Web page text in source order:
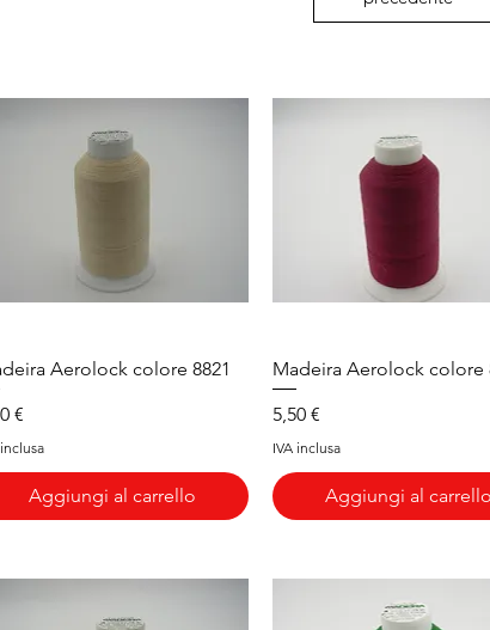
Vista rapida
Aerolock colore 8821
€
Aggiungi al carrello
Vista rapida
Madeira Aerolock colore
Prezzo
5,50 €
IVA inclusa
Aggiungi al carrello